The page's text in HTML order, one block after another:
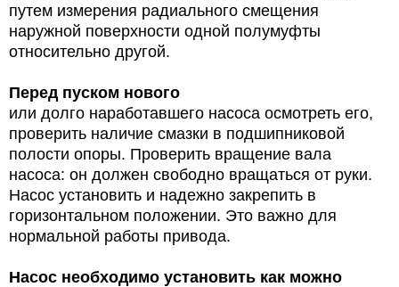
путем измерения радиального смещения
наружной поверхности одной полумуфты
относительно другой.
Перед пуском нового
или долго наработавшего насоса осмотреть его,
проверить наличие смазки в подшипниковой
полости опоры. Проверить вращение вала
насоса: он должен свободно вращаться от руки.
Насос установить и надежно закрепить в
горизонтальном положении. Это важно для
нормальной работы привода.
Насос необходимо установить как можно